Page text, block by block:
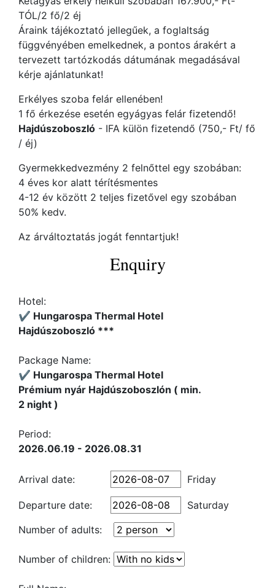
TÓL/2 fő/2 éj
Áraink tájékoztató jellegűek, a foglaltság
függvényében emelkednek, a pontos árakért a
tervezett tartózkodás dátumának megadásával
kérje ajánlatunkat!
Erkélyes szoba felár ellenében!
1 fő érkezése esetén egyágyas felár fizetendő!
Hajdúszoboszló - IFA külön fizetendő (750,- Ft/ fő
/ éj)
Gyermekkedvezmény 2 felnőttel egy szobában:
4 éves kor alatt térítésmentes
4-12 év között 2 teljes fizetővel egy szobában
50% kedv.
Az árváltoztatás jogát fenntartjuk!
Enquiry
Hotel:
✔️ Hungarospa Thermal Hotel
Hajdúszoboszló ***
Package Name:
✔️ Hungarospa Thermal Hotel
Prémium nyár Hajdúszoboszlón ( min.
2 night )
Period:
2026.06.19 - 2026.08.31
Arrival date: Friday
Departure date:
Saturday
Number of adults:
Number of children: